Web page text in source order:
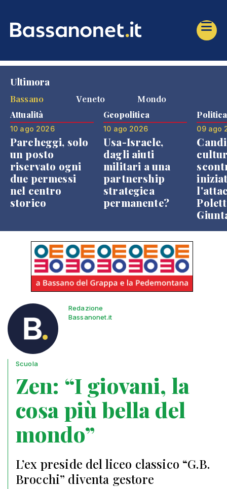
Ultimora
Bassano
Veneto Mondo
Attualità
10 ago 2026
Parcheggi, solo
un posto
riservato ogni
due permessi
nel centro
storico
Geopolitica
10 ago 2026
Usa-Israele,
dagli aiuti
militari a una
partnership
strategica
permanente?
Politica
09 ago
Redazione
Bassanonet.it
Scuola
Zen: “I giovani, la
cosa più bella del
mondo”
L’ex preside del liceo classico “G.B.
Brocchi” diventa gestore